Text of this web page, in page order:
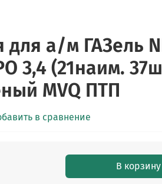
для а/м ГАЗель
3,4 (21наим.
MVQ ПТП
в сравнение
В корзину